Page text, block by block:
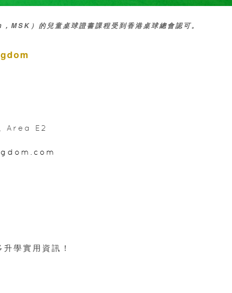
MSK） 的兒童桌球證書課程受到香港桌球總會認可。
Area E2
升學實用資訊！